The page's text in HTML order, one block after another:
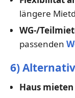
längere
WG-/
passenden
6)
Haus mieten